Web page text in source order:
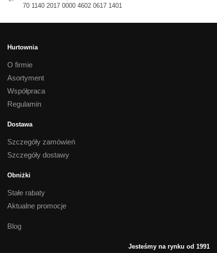
70 1140 2017 0000 4602 0617 1401
Hurtownia
O firmie
Asortyment
Współpraca
Regulamin
Dostawa
Szczegóły zamówień
Szczegóły dostawy
Obniżki
Stałe rabaty
Aktualne promocje
Blog
Jesteśmy na rynku od 1991